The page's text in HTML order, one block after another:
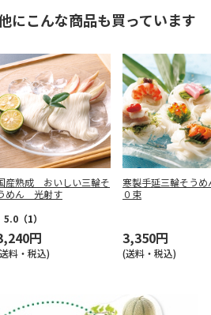
にこんな商品も買っています
産熟成 おいしい三輪そ
めん 光射す
5.0 （1）
円
料・税込)
寒製手延三輪そう
０束
3,350円
(送料・税込)